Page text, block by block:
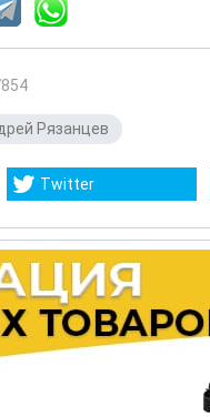
Рязанцев
Twitter